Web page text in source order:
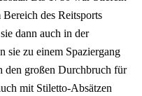
des Reitsports
dann auch in der
sie zu einem Spaziergang
den großen Durchbruch für
mit Stiletto-Absätzen